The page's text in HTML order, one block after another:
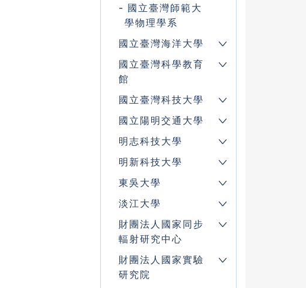
國立臺灣師範大
學物理學系
國立臺灣海洋大學
國立臺灣科學教育
館
國立臺灣科技大學
國立陽明交通大學
明志科技大學
明新科技大學
東吳大學
淡江大學
財團法人國家同步
輻射研究中心
財團法人國家實驗
研究院